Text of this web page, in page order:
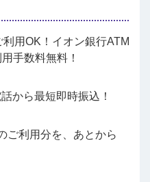
用OK！イオン銀行ATM
手数料無料！
から最短即時振込！
ご利用分を、あとから